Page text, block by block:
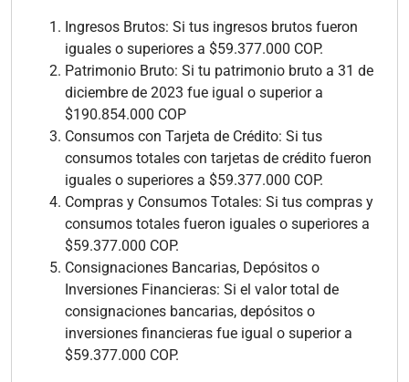
Ingresos Brutos: Si tus ingresos brutos fueron
iguales o superiores a $59.377.000 COP.
Patrimonio Bruto: Si tu patrimonio bruto a 31 de
diciembre de 2023 fue igual o superior a
$190.854.000 COP
Consumos con Tarjeta de Crédito: Si tus
consumos totales con tarjetas de crédito fueron
iguales o superiores a $59.377.000 COP.
Compras y Consumos Totales: Si tus compras y
consumos totales fueron iguales o superiores a
$59.377.000 COP.
Consignaciones Bancarias, Depósitos o
Inversiones Financieras: Si el valor total de
consignaciones bancarias, depósitos o
inversiones financieras fue igual o superior a
$59.377.000 COP.